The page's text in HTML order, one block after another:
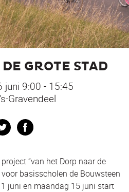
GROTE STAD
juni 9:00 - 15:45
Gravendeel
Twitter
“van het Dorp naar de
basisscholen de Bouwsteen
juni en maandag 15 juni start